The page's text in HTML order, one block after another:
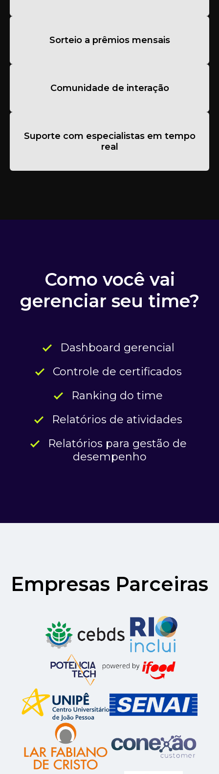
Sorteio a prêmios mensais
Comunidade de interação
Suporte com especialistas em tempo
real
Como você vai
gerenciar seu time?
Dashboard gerencial
Controle de certificados
Ranking do time
Relatórios de atividades
Relatórios para gestão de
desempenho
Empresas Parceiras